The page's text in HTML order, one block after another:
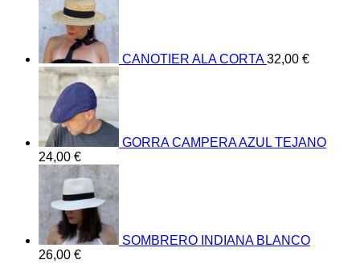
CANOTIER ALA CORTA 32,00 €
GORRA CAMPERA AZUL TEJANO
24,00 €
SOMBRERO INDIANA BLANCO
26,00 €